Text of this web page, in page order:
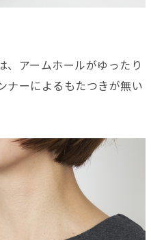
、アームホールがゆったり
ナーによるもたつきが無い